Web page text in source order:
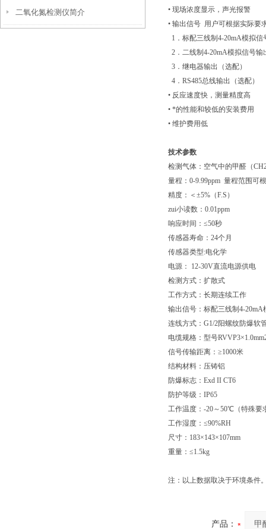
二氧化氮检测仪简介
• 现场浓度显示，声光报警
• 输出信号 用户可根据实际要
1．标配三线制4-20mA模拟
2．二线制4-20mA模拟信号输
3．继电器输出（选配）
4．RS485总线输出（选配）
• 反应速度快，测量精度高
• *的性能和较低的安装费用
• 维护费用低
技术参数
检测气体：空气中的甲醛（
量程：0-9.99ppm 量程范围可
精度：＜±5%（F.S）
zui小读数：0.01ppm
响应时间：≤50秒
传感器寿命：24个月
传感器类型:电化学
电源： 12-30V直流电源供电
检测方式：扩散式
工作方式：长期连续工作
输出信号：标配三线制4-
连线方式：G1/2阳螺纹防爆软
电缆规格：型号
信号传输距离：≥1000米
结构材料：压铸铝
防爆标志：Exd II CT6
防护等级：IP65
工作温度：-20～50℃（特殊要
工作湿度：≤90%RH
尺寸：183×143×107mm
重量：≤1.5kg
注：以上数据取决于环境条件
产品：